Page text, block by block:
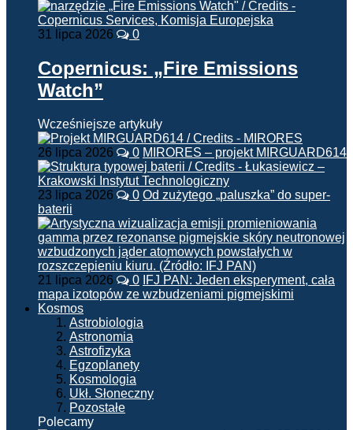
31 lipca 2026 0
Copernicus: „Fire Emissions
Watch”
Wcześniejsze artykuły
26 lipca 2026 0 MIRORES – projekt MIRGUARD614
23 lipca 2026 0 Od zużytego „paluszka” do super-
baterii
21 lipca 2026 0 IFJ PAN: Jeden eksperyment, cała
mapa izotopów ze wzbudzeniami pigmejskimi
Kosmos
Astrobiologia
Astronomia
Astrofizyka
Egzoplanety
Kosmologia
Ukł. Słoneczny
Pozostałe
Polecamy